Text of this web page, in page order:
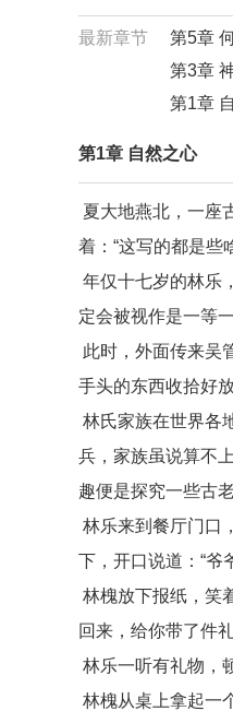
最新章节 第5章
第3章
第1章
第1章 自然之心
夏大地燕北，一座
着：“这写的都是些
年仅十七岁的林乐
定会被视作是一等
此时，外面传来吴
手头的东西收拾好
林氏家族在世界各
兵，家族虽说算不
趣便是探究一些古
林乐来到餐厅门口
下，开口说道：“爷
林槐放下报纸，笑
回来，给你带了件
林乐一听有礼物，
林槐从桌上拿起一